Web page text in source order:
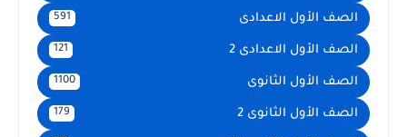
الصف الأول الاعدادى 591
الصف الأول الاعدادى 2 121
الصف الأول الثانوى 1100
الصف الأول الثانوى 2 179